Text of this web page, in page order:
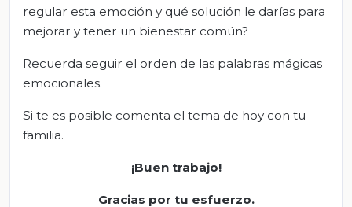
regular esta emoción y qué solución le darías para
mejorar y tener un bienestar común?
Recuerda seguir el orden de las palabras mágicas
emocionales.
Si te es posible comenta el tema de hoy con tu
familia.
¡Buen trabajo!
Gracias por tu esfuerzo.